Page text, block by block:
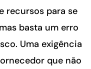
recursos para se
basta um erro
Uma exigência
que não